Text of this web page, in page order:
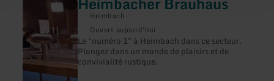
Heimbach
Ouvert aujourd'hui
Le "numéro 1" à Heimbach dans ce secteur.
Plongez dans un monde de plaisirs et de
convivialité rustique.
sur
:
Heimbacher
Brauhaus